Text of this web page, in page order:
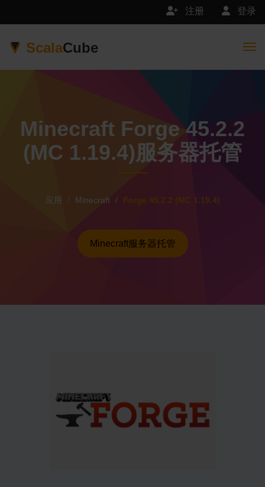
登录
注册
ScalaCube
Minecraft Forge 45.2.2
(MC 1.19.4)服务器托管
应用 Minecraft Forge 45.2.2 (MC 1.19.4)
Minecraft服务器托管